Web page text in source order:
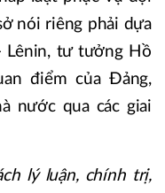
nói riêng phải dựa
Lênin, tư tưởng Hồ
điểm của Đảng,
nước qua các giai
lý luận, chính trị,